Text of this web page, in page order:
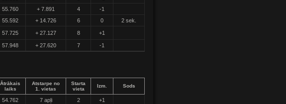
55.760 + 7.891 4
-1
55.592 + 14.726 6 0 2 sek.
57.725 + 27.127 8 +1
57.948 + 27.620 7 -1
Ātrākais
laiks
Atstarpe no
1. vietas
Starta
vieta
Izm. Sods
54.762 7 apļi 2
+1